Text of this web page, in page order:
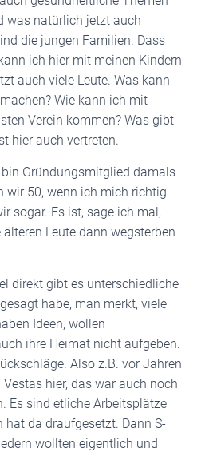
was natürlich jetzt auch
die jungen Familien. Dass
ich hier mit meinen Kindern
auch viele Leute. Was kann
Wie kann ich mit
Verein kommen? Was gibt
hier auch vertreten.
bin Gründungsmitglied damals
wir 50, wenn ich mich richtig
sogar. Es ist, sage ich mal,
Leute dann wegsterben
direkt gibt es unterschiedliche
habe, man merkt, viele
Ideen, wollen
ihre Heimat nicht aufgeben.
Also z.B. vor Jahren
hier, das war auch noch
Es sind etliche Arbeitsplätze
hat da draufgesetzt. Dann S-
wollten eigentlich und